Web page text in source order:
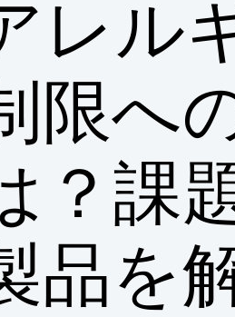
レル
限へ
？課
品を